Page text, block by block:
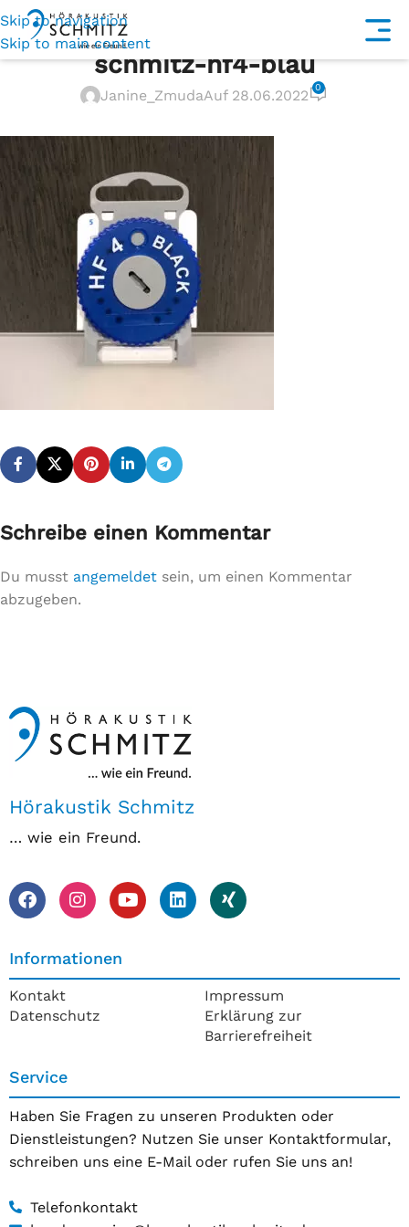
Skip to navigation
Skip to main content
schmitz-hf4-blau
Janine_ZmudaAuf 28.06.2022 0
Schreibe einen Kommentar
Du musst angemeldet sein, um einen Kommentar
abzugeben.
Hörakustik Schmitz
… wie ein Freund.
Informationen
Kontakt
Datenschutz
Impressum
Erklärung zur
Barrierefreiheit
Service
Haben Sie Fragen zu unseren Produkten oder
Dienstleistungen? Nutzen Sie unser Kontaktformular,
schreiben uns eine E-Mail oder rufen Sie uns an!
Telefonkontakt